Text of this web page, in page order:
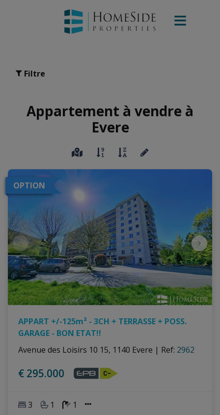
Filtre
Appartement à vendre à
Evere
OPTION
APPART +/-125m² - 3CH + TERRASSE + POSS.
GARAGE - BON ETAT!!
Avenue des Loisirs 10 15, 1140 Evere | Ref: 2962
€ 295.000
3 1 1